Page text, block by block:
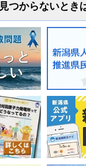
見つからないとき